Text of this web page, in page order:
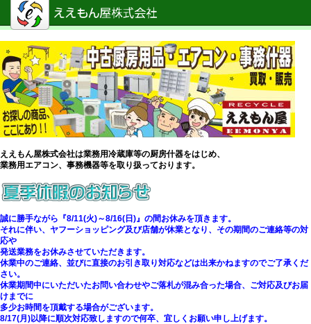
ええもん屋株式会社は業務用冷蔵庫等の厨房什器をはじめ、
業務用エアコン、事務機器等を取り扱っております。
誠に勝手ながら『8/11(火)～8/16(日)』の間お休みを頂きます。
それに伴い、ヤフーショッピング及び店舗が休業となり、その期間のご連絡等の対
応や
発送業務をお休みさせていただきます。
休業中のご連絡、並びに直接のお引き取り対応などは出来かねますのでご了承くだ
さい。
休業期間中にいただいたお問い合わせやご落札が混み合った場合、ご対応及びお届
けまでに
多少お時間を頂戴する場合がございます。
8/17(月)以降に順次対応致しますので何卒、宜しくお願い申し上げます。